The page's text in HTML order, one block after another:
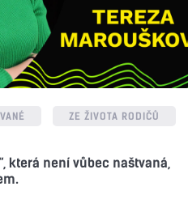
ZE ŽIVOTA RODIČŮ
která není vůbec naštvaná,